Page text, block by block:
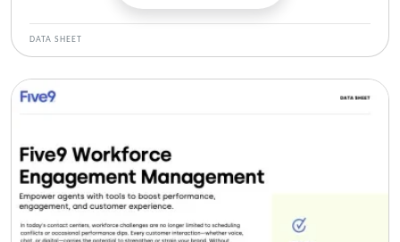
DATA SHEET